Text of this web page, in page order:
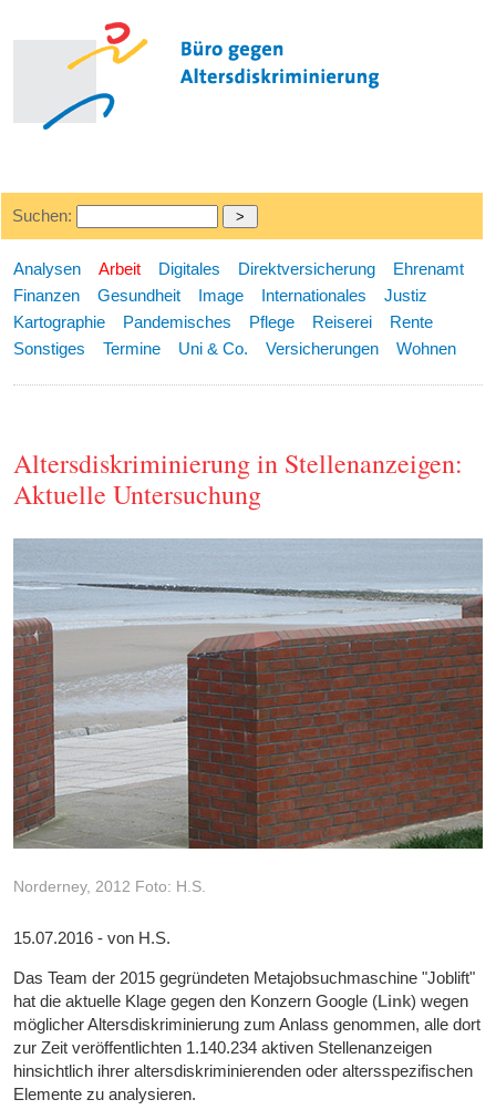
Suchen:
Analysen Arbeit Digitales Direktversicherung
Ehrenamt
Finanzen
Gesundheit Image Internationales
Justiz
Kartographie
Pandemisches Pflege Reiserei
Rente
Sonstiges
Termine Uni & Co. Versicherungen Wohnen
Altersdiskriminierung in Stellenanzeigen:
Aktuelle Untersuchung
Norderney, 2012 Foto: H.S.
15.07.2016 - von H.S.
Das Team der 2015 gegründeten Metajobsuchmaschine "Joblift"
hat die aktuelle Klage gegen den Konzern Google (Link) wegen
möglicher Altersdiskriminierung zum Anlass genommen, alle dort
zur Zeit veröffentlichten 1.140.234 aktiven Stellenanzeigen
hinsichtlich ihrer altersdiskriminierenden oder altersspezifischen
Elemente zu analysieren.